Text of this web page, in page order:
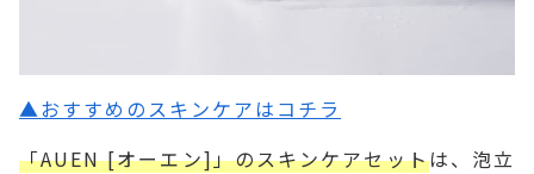
▲おすすめのスキンケアはコチラ
「AUEN [オーエン]」のスキンケアセットは、泡立